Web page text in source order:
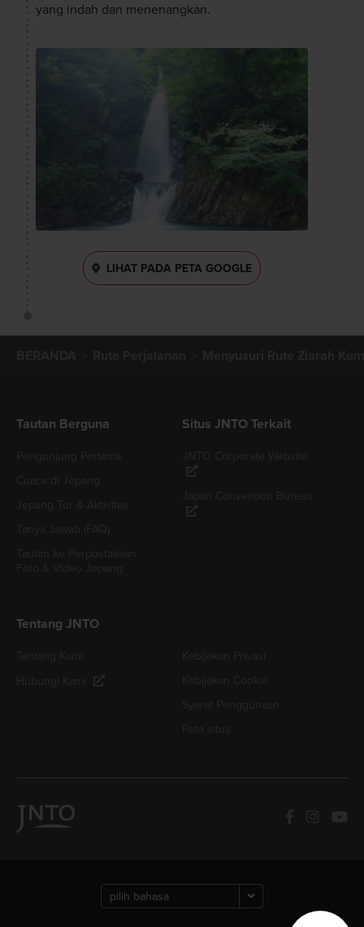
yang indah dan menenangkan.
LIHAT PADA PETA GOOGLE
Tautan Berguna Situs JNTO Terkait
Tentang JNTO